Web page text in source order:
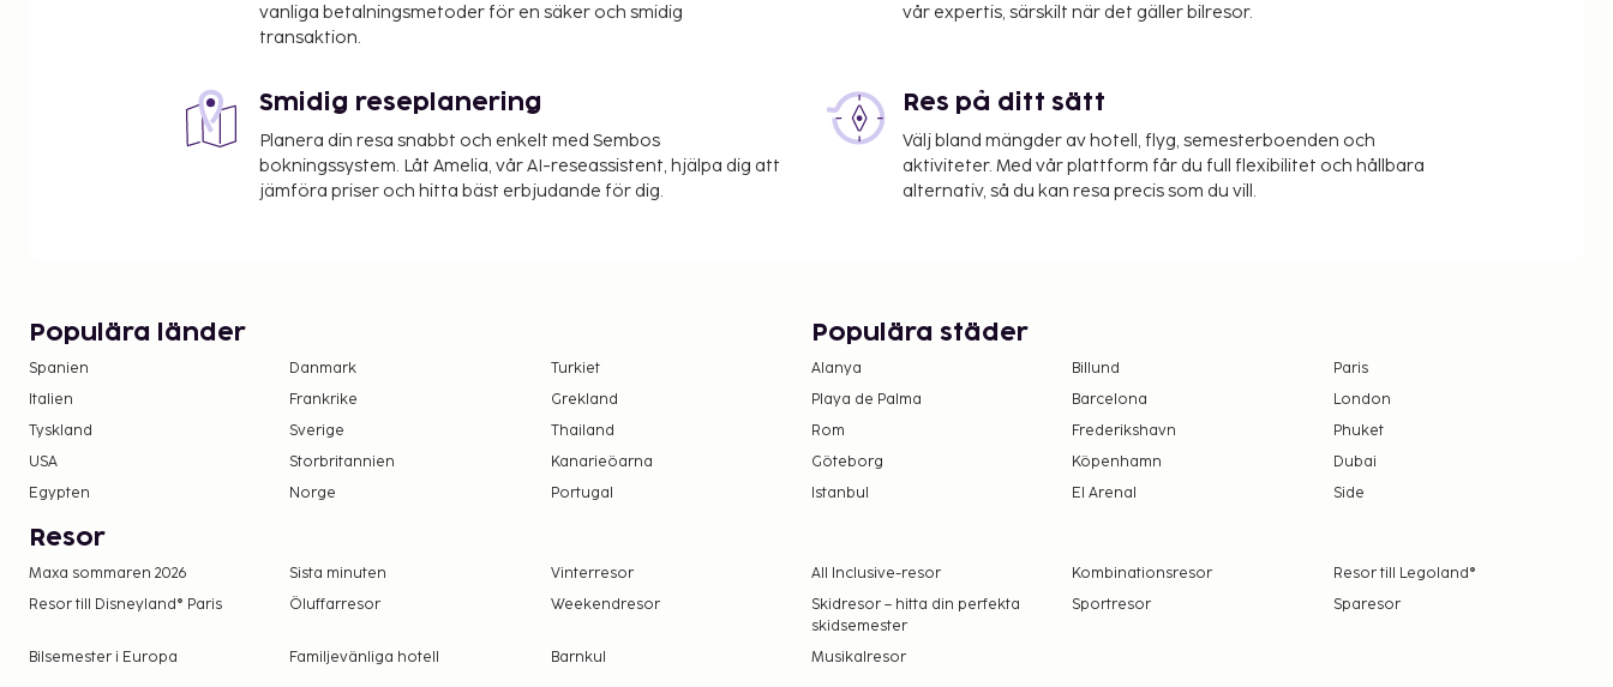
vanliga betalningsmetoder för en säker och smidig
transaktion.
vår expertis, särskilt när det gäller bilresor.
Smidig reseplanering
Planera din resa snabbt och enkelt med Sembos
bokningssystem. Låt Amelia, vår AI-reseassistent, hjälpa dig att
jämföra priser och hitta bäst erbjudande för dig.
Res på ditt sätt
Välj bland mängder av hotell, flyg, semesterboenden och
aktiviteter. Med vår plattform får du full flexibilitet och hållbara
alternativ, så du kan resa precis som du vill.
Populära länder
Spanien Danmark
Turkiet
Italien
Frankrike
Grekland
Tyskland
Sverige
Thailand
USA
Storbritannien
Kanarieöarna
Egypten
Norge Portugal
Populära städer
Alanya Billund
Paris
Playa de Palma
Barcelona
London
Rom
Frederikshavn
Phuket
Göteborg
Köpenhamn
Dubai
Istanbul
El Arenal Side
Resor
Maxa sommaren 2026 Sista minuten Vinterresor All Inclusive-resor Kombinationsresor
Resor till Legoland®
Resor till Disneyland® Paris
Öluffarresor Weekendresor
Skidresor – hitta din perfekta
skidsemester
Sportresor Sparesor
Bilsemester i Europa Familjevänliga hotell Barnkul Musikalresor